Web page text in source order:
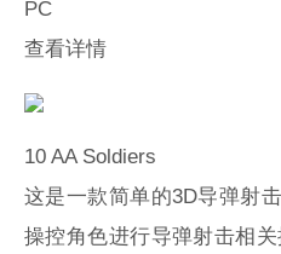
PC
查看详情
10 AA Soldiers
这是一款简单的3D导弹射
操控角色进行导弹射击相